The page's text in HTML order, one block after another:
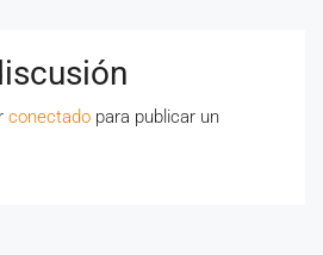
conectado para publicar un